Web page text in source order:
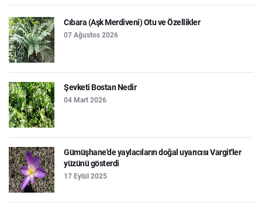
Cıbara (Aşk Merdiveni) Otu ve Özellikler
07 Ağustos 2026
Şevketi Bostan Nedir
04 Mart 2026
Gümüşhane'de yaylacıların doğal uyarıcısı Vargit'ler
yüzünü gösterdi
17 Eylül 2025